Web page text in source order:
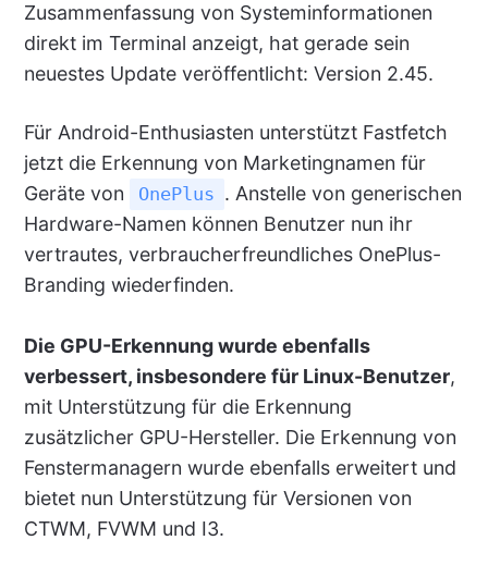
Zusammenfassung von Systeminformationen
direkt im Terminal anzeigt, hat gerade sein
neuestes Update veröffentlicht: Version 2.45.
Für Android-Enthusiasten unterstützt Fastfetch
jetzt die Erkennung von Marketingnamen für
Geräte von
OnePlus . Anstelle von generischen
Hardware-Namen können Benutzer nun ihr
vertrautes, verbraucherfreundliches OnePlus-
Branding wiederfinden.
Die GPU-Erkennung wurde ebenfalls
verbessert, insbesondere für Linux-Benutzer,
mit Unterstützung für die Erkennung
zusätzlicher GPU-Hersteller. Die Erkennung von
Fenstermanagern wurde ebenfalls erweitert und
bietet nun Unterstützung für Versionen von
CTWM, FVWM und I3.